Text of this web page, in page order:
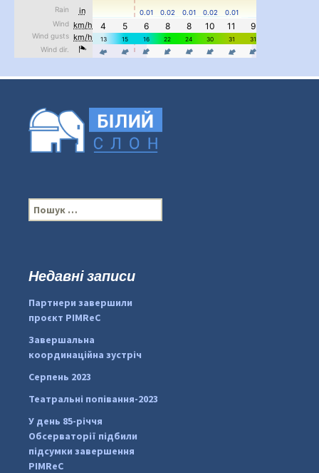
pimrec_project
#PipIvanToday
pimrec_project
П
о
:Недавні записи
Партнери завершили
проєкт PIMReC
Завершальна
координаційна зустріч
Серпень 2023
Театральні попівання-2023
У день 85-річчя
Обсерваторії підбили
підсумки завершення
PIMReC